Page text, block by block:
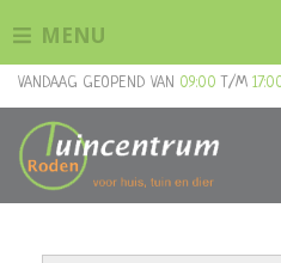
n
VANDAAG GEOPEND VAN 09:00 T/M
MENU